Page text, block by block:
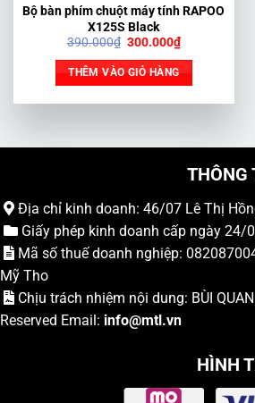
Bộ bàn phím chuột máy tính RAPOO
X125S Black
390.000₫ Giá
là:
390.000₫.
300.000₫Giá
hiện
THÊM VÀO GIỎ HÀNG
THÔNG
Địa chỉ kinh doanh: 46/07 Lê Thị
Giấy phép kinh doanh cấp ngày 24/
Mã số thuế doanh nghiệp:
Mỹ Tho
Chịu trách nhiệm nội dung: BÙI
Reserved Email: info@mtl.vn
HÌNH